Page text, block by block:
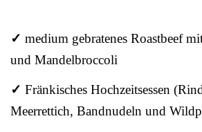
✓ medium gebratenes Roastbeef
und Mandelbroccoli
✓ Fränkisches Hochzeitsessen
Meerrettich, Bandnudeln und